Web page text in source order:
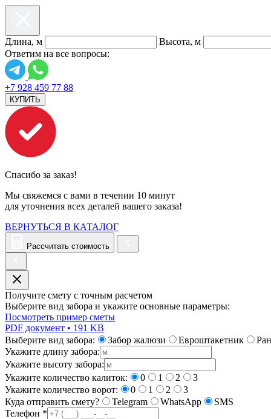
Длина, м Высота, м
Ответим на все вопросы:
+7 928 459 77 88
КУПИТЬ
Спасибо за заказ!
Мы свяжемся с вами в течении 10 минут
для уточнения всех деталей вашего заказа!
ВЕРНУТЬСЯ В КАТАЛОГ
Рассчитать стоимость
Получите смету с точным расчетом
Выберите вид забора и укажите основные параметры:
Посмотреть пример сметы
PDF документ • 191 KB
Выберите вид забора:
Забор жалюзи Евроштакетник
Укажите длину забора:
Укажите высоту забора:
Укажите количество калиток:
0 1 2
3
Укажите количество ворот:
0 1 2
3
Куда отправить смету?
Telegram WhatsApp
SMS
Телефон *